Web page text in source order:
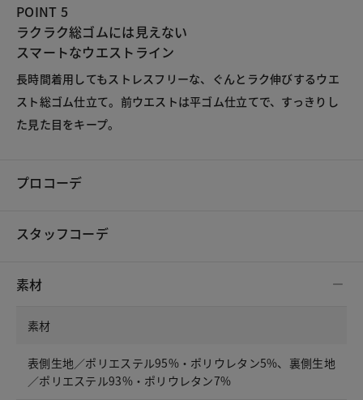
POINT 5
ラクラク総ゴムには見えない
スマートなウエストライン
長時間着用してもストレスフリーな、ぐんとラク伸びするウエ
スト総ゴム仕立て。前ウエストは平ゴム仕立てで、すっきりし
た見た目をキープ。
プロコーデ
スタッフコーデ
素材
素材
表側生地／ポリエステル95%・ポリウレタン5%、裏側生地
／ポリエステル93%・ポリウレタン7%